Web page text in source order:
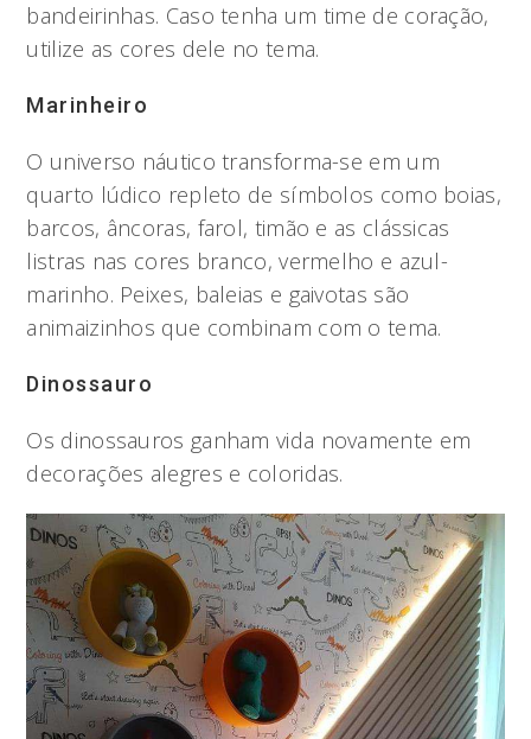
bandeirinhas. Caso tenha um time de coração,
utilize as cores dele no tema.
Marinheiro
O universo náutico transforma-se em um
quarto lúdico repleto de símbolos como boias,
barcos, âncoras, farol, timão e as clássicas
listras nas cores branco, vermelho e azul-
marinho. Peixes, baleias e gaivotas são
animaizinhos que combinam com o tema.
Dinossauro
Os dinossauros ganham vida novamente em
decorações alegres e coloridas.